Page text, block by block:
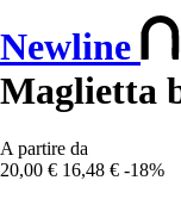
Newline
Maglietta
A partire da
20,00 € 16,48 € -18%